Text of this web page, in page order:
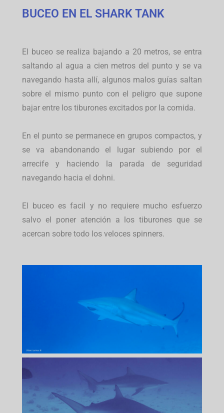
BUCEO EN EL SHARK TANK
El buceo se realiza bajando a 20 metros, se entra
saltando al agua a cien metros del punto y se va
navegando hasta allí, algunos malos guías saltan
sobre el mismo punto con el peligro que supone
bajar entre los tiburones excitados por la comida.
En el punto se permanece en grupos compactos, y
se va abandonando el lugar subiendo por el
arrecife y haciendo la parada de seguridad
navegando hacia el dohni.
El buceo es facil y no requiere mucho esfuerzo
salvo el poner atención a los tiburones que se
acercan sobre todo los veloces spinners.